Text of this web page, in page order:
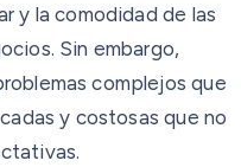
y la comodidad de las
Sin embargo,
complejos que
y costosas que no